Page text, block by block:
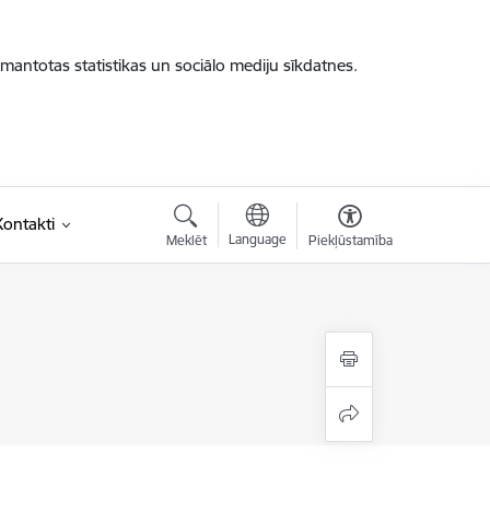
statistikas un sociālo mediju sīkdatnes.
Meklēt Language Piekļūstamība